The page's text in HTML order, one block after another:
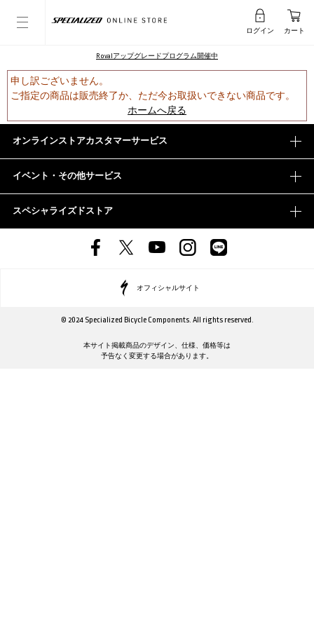
ログイン カート
Rovalアップグレードプログラム開催中
申し訳ございません。
ご指定の商品は販売終了か、ただ今お取扱いできない商品です。
ホームへ戻る
オンラインストアカスタマーサービス
イベント・その他サービス
スペシャライズドストア
オフィシャルサイト
© 2024 Specialized Bicycle Components. All rights reserved.
本サイト掲載商品のデザイン、仕様、価格等は
予告なく変更する場合があります。